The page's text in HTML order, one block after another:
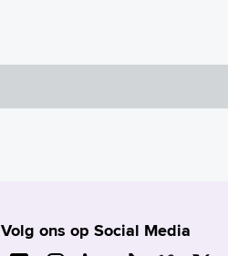
Volg ons op Social Media